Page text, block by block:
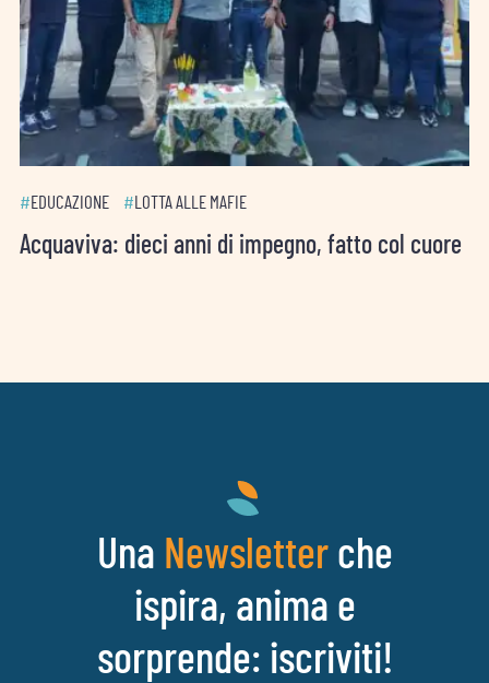
#EDUCAZIONE # LOTTA ALLE MAFIE
Acquaviva: dieci anni di impegno, fatto col cuore
Una Newsletterche
ispira, anima e
sorprende: iscriviti!